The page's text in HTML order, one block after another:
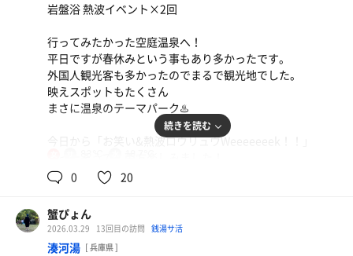
岩盤浴 熱波イベント×2回
行ってみたかった空庭温泉へ！
平日ですが春休みという事もあり多かったです。
外国人観光客も多かったのでまるで観光地でした。
映えスポットもたくさん
まさに温泉のテーマパーク♨️
今日から「お笑い&熱波ロウリュウWeeeeeeek！！」
岩盤浴での熱波ロウリュウ汗だくだく💦
1日リフレッシュできました😊
続きを読む
0 20
蟹ぴょん
2026.03.29 13回目の訪問 銭湯サ活
湊河湯 [ 兵庫県 ]